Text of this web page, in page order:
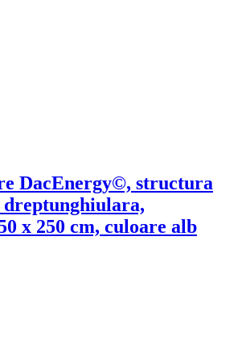
DacEnergy©, structura
x 250 cm, culoare alb